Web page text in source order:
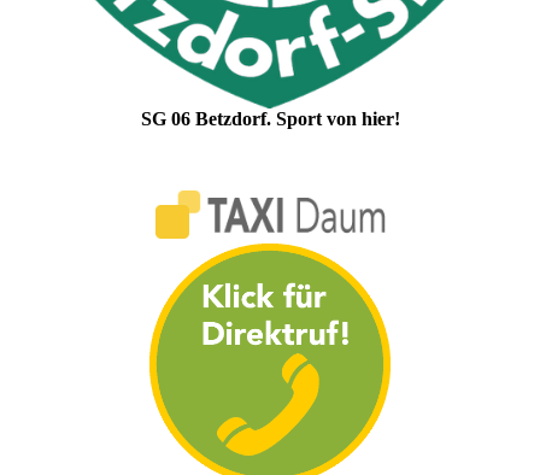
SG 06 Betzdorf. Sport von hier!